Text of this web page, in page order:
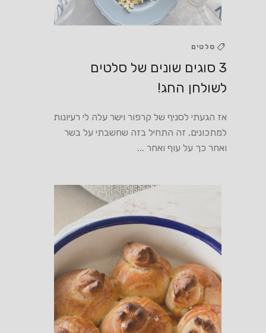
סלטים
3 סוגים שונים של סלטים
לשולחן החג!
אז הגעתי לסניף של קרפור וישר עלה לי רעיונות
למתכונים, זה התחיל בזה שחשבתי על בשר
ואחר כך על עוף ואחר ...